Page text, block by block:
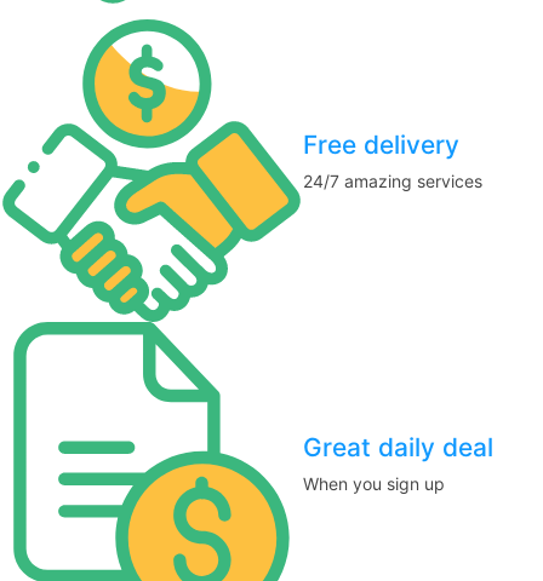
Free delivery
24/7 amazing services
Great daily deal
When you sign up